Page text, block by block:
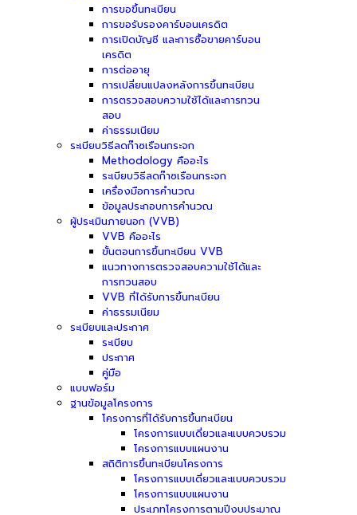
การขอขึ้นทะเบียน
การขอรับรองคาร์บอนเครดิต
การเปิดบัญชี และการซื้อขายคาร์บอน
เครดิต
การต่ออายุ
การเปลี่ยนแปลงหลังการขึ้นทะเบียน
การตรวจสอบความใช้ได้และการทวน
สอบ
ค่าธรรมเนียม
ระเบียบวิธีลดก๊าซเรือนกระจก
Methodology คืออะไร
ระเบียบวิธีลดก๊าซเรือนกระจก
เครื่องมือการคำนวณ
ข้อมูลประกอบการคำนวณ
ผู้ประเมินภายนอก (VVB)
VVB คืออะไร
ขั้นตอนการขึ้นทะเบียน VVB
แนวทางการตรวจสอบความใช้ได้และ
การทวนสอบ
VVB ที่ได้รับการขึ้นทะเบียน
ค่าธรรมเนียม
ระเบียบและประกาศ
ระเบียบ
ประกาศ
คู่มือ
แบบฟอร์ม
ฐานข้อมูลโครงการ
โครงการที่ได้รับการขึ้นทะเบียน
โครงการแบบเดี่ยวและแบบควบรวม
โครงการแบบแผนงาน
สถิติการขึ้นทะเบียนโครงการ
โครงการแบบเดี่ยวและแบบควบรวม
โครงการแบบแผนงาน
ประเภทโครงการตามปีงบประมาณ